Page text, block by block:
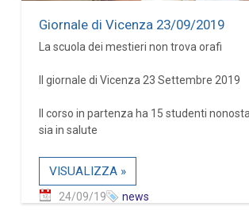
Giornale di Vicenza 23/09/2019
La scuola dei mestieri non trova orafi
Il giornale di Vicenza 23 Settembre 2019
Il corso in partenza ha 15 studenti
sia in salute
VISUALIZZA »
24/09/19 news